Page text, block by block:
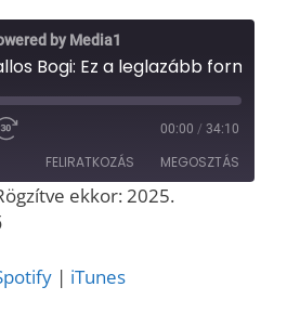
by Media1
00:00 / 34:10
FELIRATKOZÁS MEGOSZTÁS
ekkor: 2025.
| iTunes